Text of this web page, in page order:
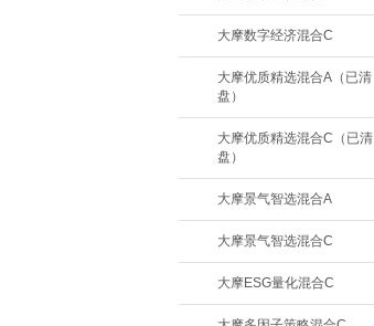
大摩数字经济混合C
大摩优质精选混合A（已清
盘）
大摩优质精选混合C（已清
盘）
大摩景气智选混合A
大摩景气智选混合C
大摩ESG量化混合C